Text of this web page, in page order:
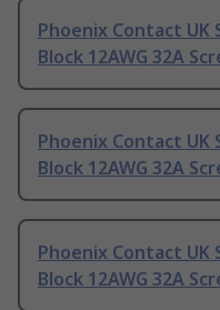
Phoenix Contact UK
Block 12AWG 32A
Phoenix Contact UK
Block 12AWG 32A
Phoenix Contact UK
Block 12AWG 32A